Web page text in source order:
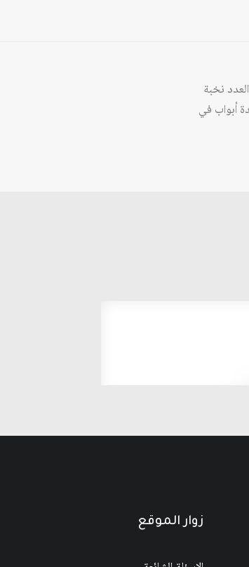
لشهر أيار/مايو 2016، ساهم في هذا العدد نخبة
أبواب في
زوار الموقع